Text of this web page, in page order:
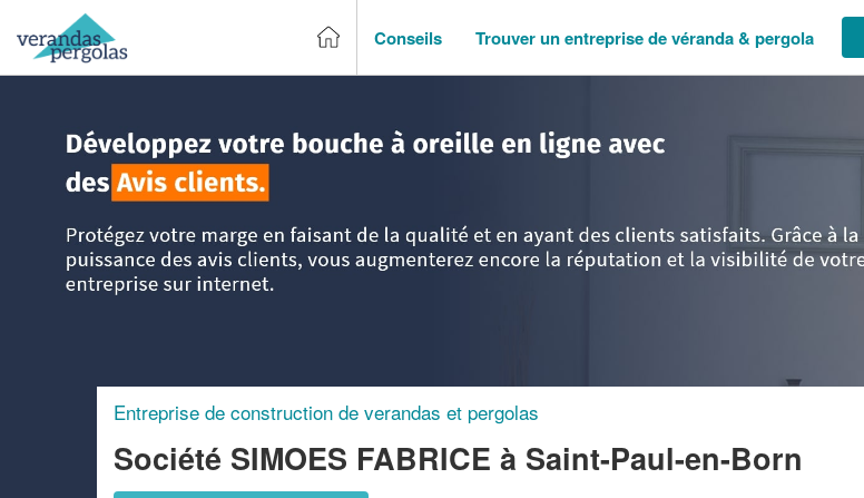
Conseils Trouver un entreprise de véranda & pergola
Entreprise de construction de verandas et pergolas
Société SIMOES FABRICE à Saint-Paul-en-Born